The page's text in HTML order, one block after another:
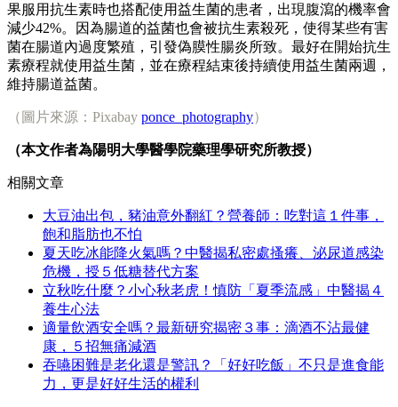
果服用抗生素時也搭配使用益生菌的患者，出現腹瀉的機率會
減少42%。因為腸道的益菌也會被抗生素殺死，使得某些有害
菌在腸道內過度繁殖，引發偽膜性腸炎所致。最好在開始抗生
素療程就使用益生菌，並在療程結束後持續使用益生菌兩週，
維持腸道益菌。
（圖片來源：Pixabay ponce_photography）
（本文作者為陽明大學醫學院藥理學研究所教授）
相關文章
大豆油出包，豬油意外翻紅？營養師：吃對這１件事，
飽和脂肪也不怕
夏天吃冰能降火氣嗎？中醫揭私密處搔癢、泌尿道感染
危機，授５低糖替代方案
立秋吃什麼？小心秋老虎！慎防「夏季流感」中醫揭４
養生心法
適量飲酒安全嗎？最新研究揭密３事：滴酒不沾最健
康，５招無痛減酒
吞嚥困難是老化還是警訊？「好好吃飯」不只是進食能
力，更是好好生活的權利